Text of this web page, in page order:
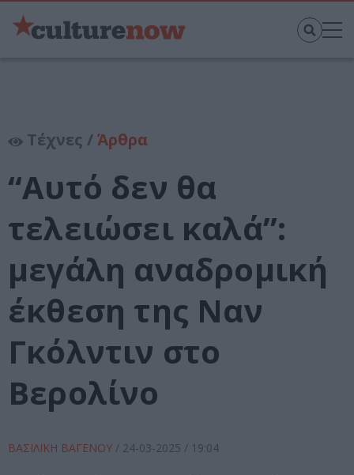
Τέχνες /Άρθρα
“Αυτό δεν θα
τελειώσει καλά”:
μεγάλη αναδρομική
έκθεση της Ναν
Γκόλντιν στο
Βερολίνο
ΒΑΣΙΛΙΚΗ ΒΑΓΕΝΟΥ / 24-03-2025 / 19:04